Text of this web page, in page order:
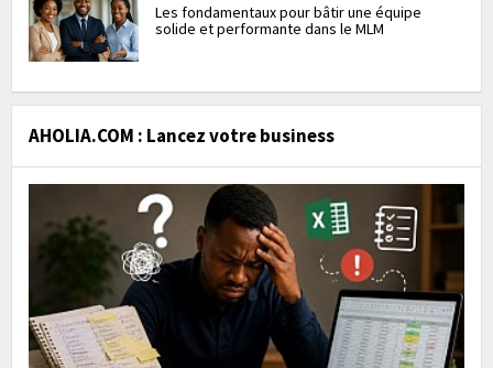
Les fondamentaux pour bâtir une équipe
solide et performante dans le MLM
AHOLIA.COM : Lancez votre business